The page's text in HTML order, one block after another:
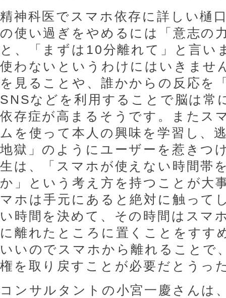
精神科医でスマホ依存に詳しい樋
の使い過ぎをやめるには「意志の
と、「まずは10分離れて」と言い
使わないというわけにはいきませ
を見ることや、誰かからの反応を
SNSなどを利用することで脳は常
依存症が高まるそうです。またス
ムを使って本人の興味を学習し、
地獄」のようにユーザーを惹きつ
生は、「スマホが使えない時間帯
か」という考え方を持つことが大
マホは手元にあると絶対に触って
い時間を決めて、その時間はスマ
に離れたところに置くことをすす
いいのでスマホから離れることで
権を取り戻すことが必要だとうっ
コンサルタントの小宮一慶さんは